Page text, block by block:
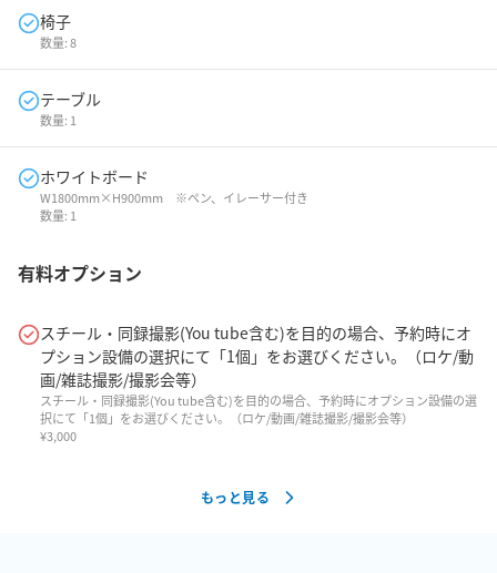
椅子
数量:8
テーブル
数量: 1
ホワイトボード
W1800mm×H900mm ※ペン、イレーサー付き
数量: 1
有料オプション
スチール・同録撮影(You tube含む)を目的の場合、予約時にオ
プション設備の選択にて「1個」をお選びください。（ロケ/動
画/雑誌撮影/撮影会等）
スチール・同録撮影(You tube含む)を目的の場合、予約時にオプション設備の選
択にて「1個」をお選びください。（ロケ/動画/雑誌撮影/撮影会等）
¥3,000
もっと見る